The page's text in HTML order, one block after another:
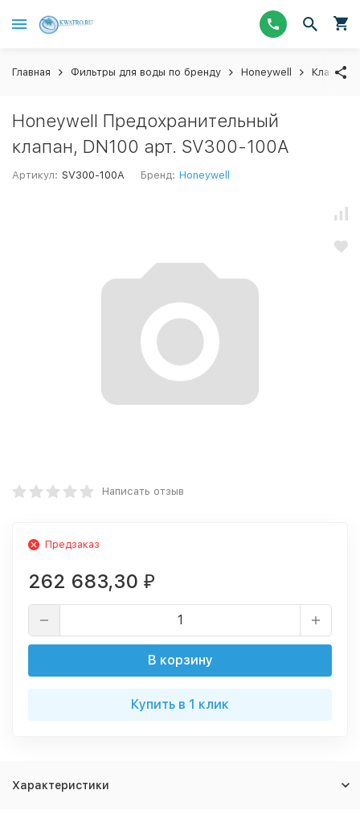
Главная Фильтры для воды по бренду Honeywell Клапаны
Honeywell Предохранительный
клапан, DN100 арт. SV300-100A
Артикул: SV300-100A Бренд: Honeywell
Написать отзыв
Предзаказ
262 683,30 ₽
В корзину
Купить в 1 клик
Характеристики